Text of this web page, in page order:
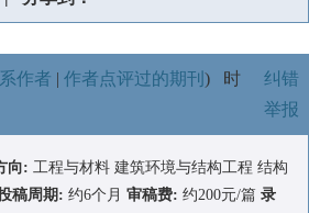
作者 | 作者点评过的期刊 ) 时
纠错
举报
向: 工程与材料 建筑环境与结构工程 结构
稿周期: 约6个月 审稿费: 约200元/篇 录